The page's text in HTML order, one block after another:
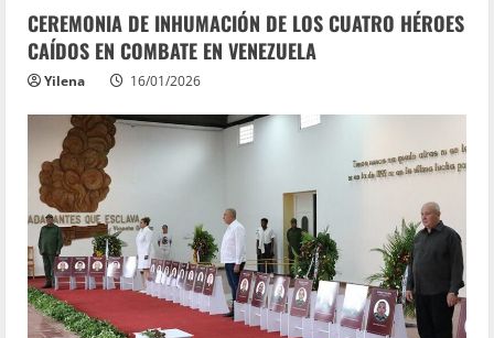
CEREMONIA DE INHUMACIÓN DE LOS CUATRO HÉROES
CAÍDOS EN COMBATE EN VENEZUELA
Yilena 16/01/2026